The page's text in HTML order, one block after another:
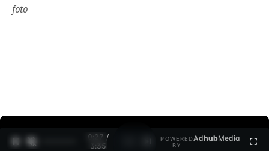
foto
0:27 /
3:35
POWERED
BY
AdhubMedia